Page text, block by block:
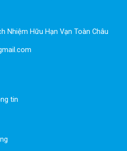
Nhiệm Hữu Hạn Vạn Toàn Châu
tin